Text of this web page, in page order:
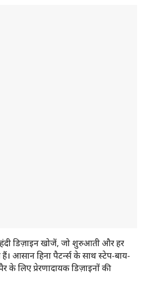
डिज़ाइन खोजें, जो शुरुआती और हर
आसान हिना पैटर्न्स के साथ स्टेप-बाय-
के लिए प्रेरणादायक डिज़ाइनों की